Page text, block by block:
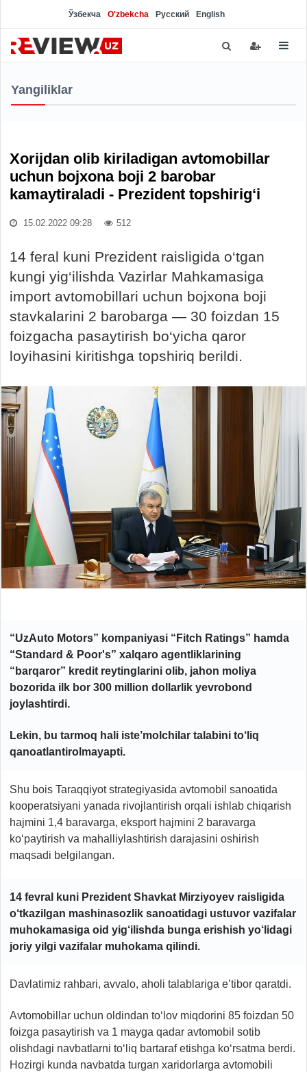
Ўзбекча O'zbekcha Русский English
Yangiliklar
Xorijdan olib kiriladigan avtomobillar
uchun bojxona boji 2 barobar
kamaytiraladi - Prezident topshirig‘i
15.02.2022 09:28 512
14 feral kuni Prezident raisligida o‘tgan
kungi yig‘ilishda Vazirlar Mahkamasiga
import avtomobillari uchun bojxona boji
stavkalarini 2 barobarga — 30 foizdan 15
foizgacha pasaytirish bo‘yicha qaror
loyihasini kiritishga topshiriq berildi.
“UzAuto Motors” kompaniyasi “Fitch Ratings” hamda
“Standard & Poor's” xalqaro agentliklarining
“barqaror” kredit reytinglarini olib, jahon moliya
bozorida ilk bor 300 million dollarlik yevrobond
joylashtirdi.
Lekin, bu tarmoq hali iste’molchilar talabini to‘liq
qanoatlantirolmayapti.
Shu bois Taraqqiyot strategiyasida avtomobil sanoatida
kooperatsiyani yanada rivojlantirish orqali ishlab chiqarish
hajmini 1,4 baravarga, eksport hajmini 2 baravarga
ko‘paytirish va mahalliylashtirish darajasini oshirish
maqsadi belgilangan.
14 fevral kuni Prezident Shavkat Mirziyoyev raisligida
o‘tkazilgan mashinasozlik sanoatidagi ustuvor vazifalar
muhokamasiga oid yig‘ilishda bunga erishish yo‘lidagi
joriy yilgi vazifalar muhokama qilindi.
Davlatimiz rahbari, avvalo, aholi talablariga e’tibor qaratdi.
Avtomobillar uchun oldindan to‘lov miqdorini 85 foizdan 50
foizga pasaytirish va 1 mayga qadar avtomobil sotib
olishdagi navbatlarni to‘liq bartaraf etishga ko‘rsatma berdi.
Hozirgi kunda navbatda turgan xaridorlarga avtomobili